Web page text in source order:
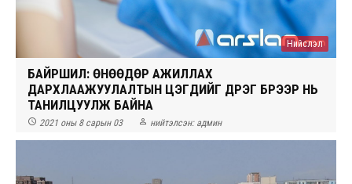
Нийслэл
БАЙРШИЛ: ӨНӨӨДӨР АЖИЛЛАХ
ДАРХЛААЖУУЛАЛТЫН ЦЭГҮҮДИЙГ ДҮҮРЭГ БҮРЭЭР НЬ
ТАНИЛЦУУЛЖ БАЙНА
 2021 оны 8 сарын 03  нийтэлсэн: админ